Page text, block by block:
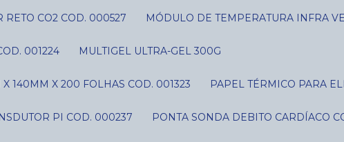
RETO CO2 COD. 000527 MÓDULO DE TEMPERATURA INFRA
001224 MULTIGEL ULTRA-GEL 300G
X 140MM X 200 FOLHAS COD. 001323 PAPEL TÉRMICO PARA
PI COD. 000237 PONTA SONDA DEBITO CARDÍACO